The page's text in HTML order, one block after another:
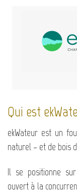
Qui est
ekWateur est un
naturel – et de bois
Il se positionne
ouvert à la